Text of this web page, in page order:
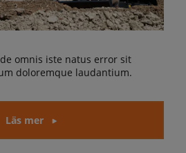
omnis iste natus error sit
doloremque laudantium.
Läs mer